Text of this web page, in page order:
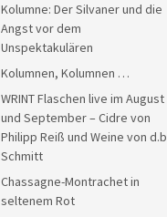
Kolumne: Der Silvaner und die
Angst vor dem
Unspektakulären
Kolumnen, Kolumnen …
WRINT Flaschen live im August
und September – Cidre von
Philipp Reiß und Weine von d.b
Schmitt
Chassagne-Montrachet in
seltenem Rot